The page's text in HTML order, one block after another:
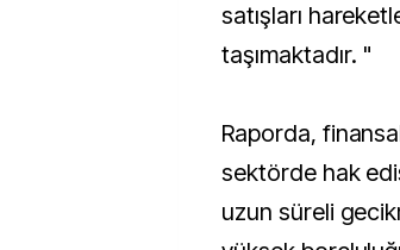
satışları
taşımaktadır. "
Raporda,
sektörde hak
uzun süreli